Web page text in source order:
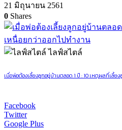
21 มิถุนายน 2561
0 Shares
ไลฟ์สไตล์
เมื่อพ่อต้องเลี้ยงลูกอยู่บ้านตลอด 1 ปี : 10 เหตุผลที่เลี้ย
Facebook
Twitter
Google Plus